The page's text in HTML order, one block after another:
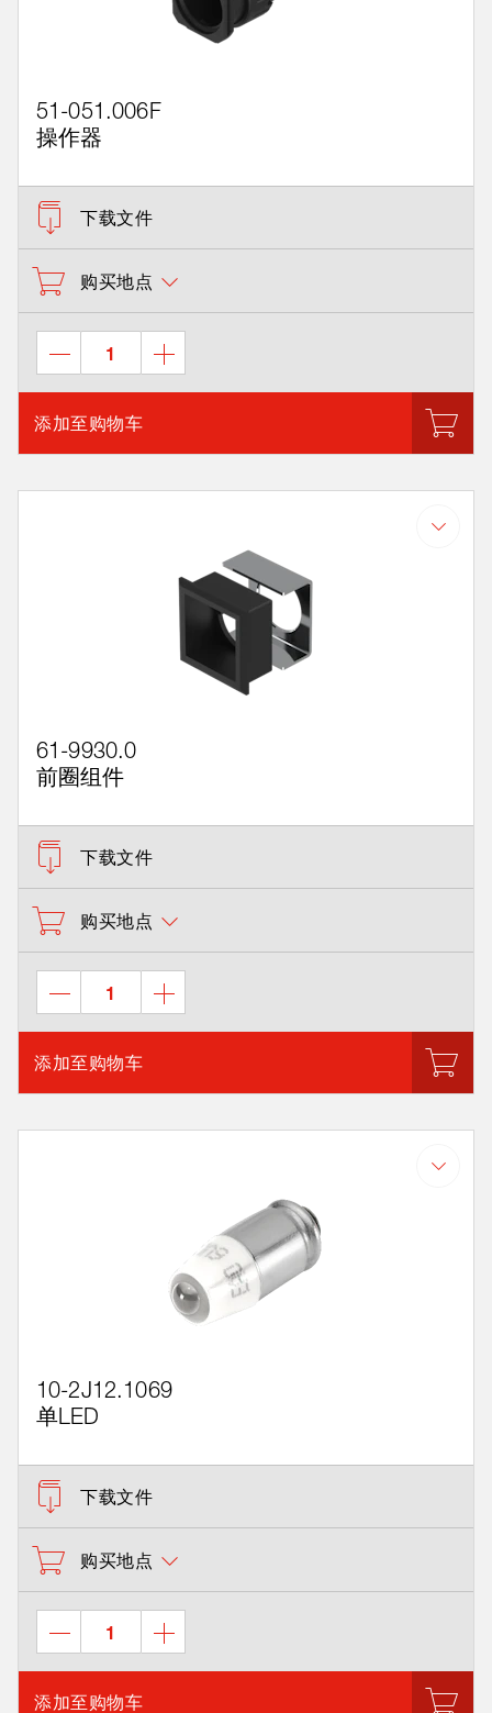
51-051.006F
操作器
下载文件
购买地点
添加至购物车
61-9930.0
前圈组件
下载文件
购买地点
添加至购物车
10-2J12.1069
单LED
下载文件
购买地点
添加至购物车